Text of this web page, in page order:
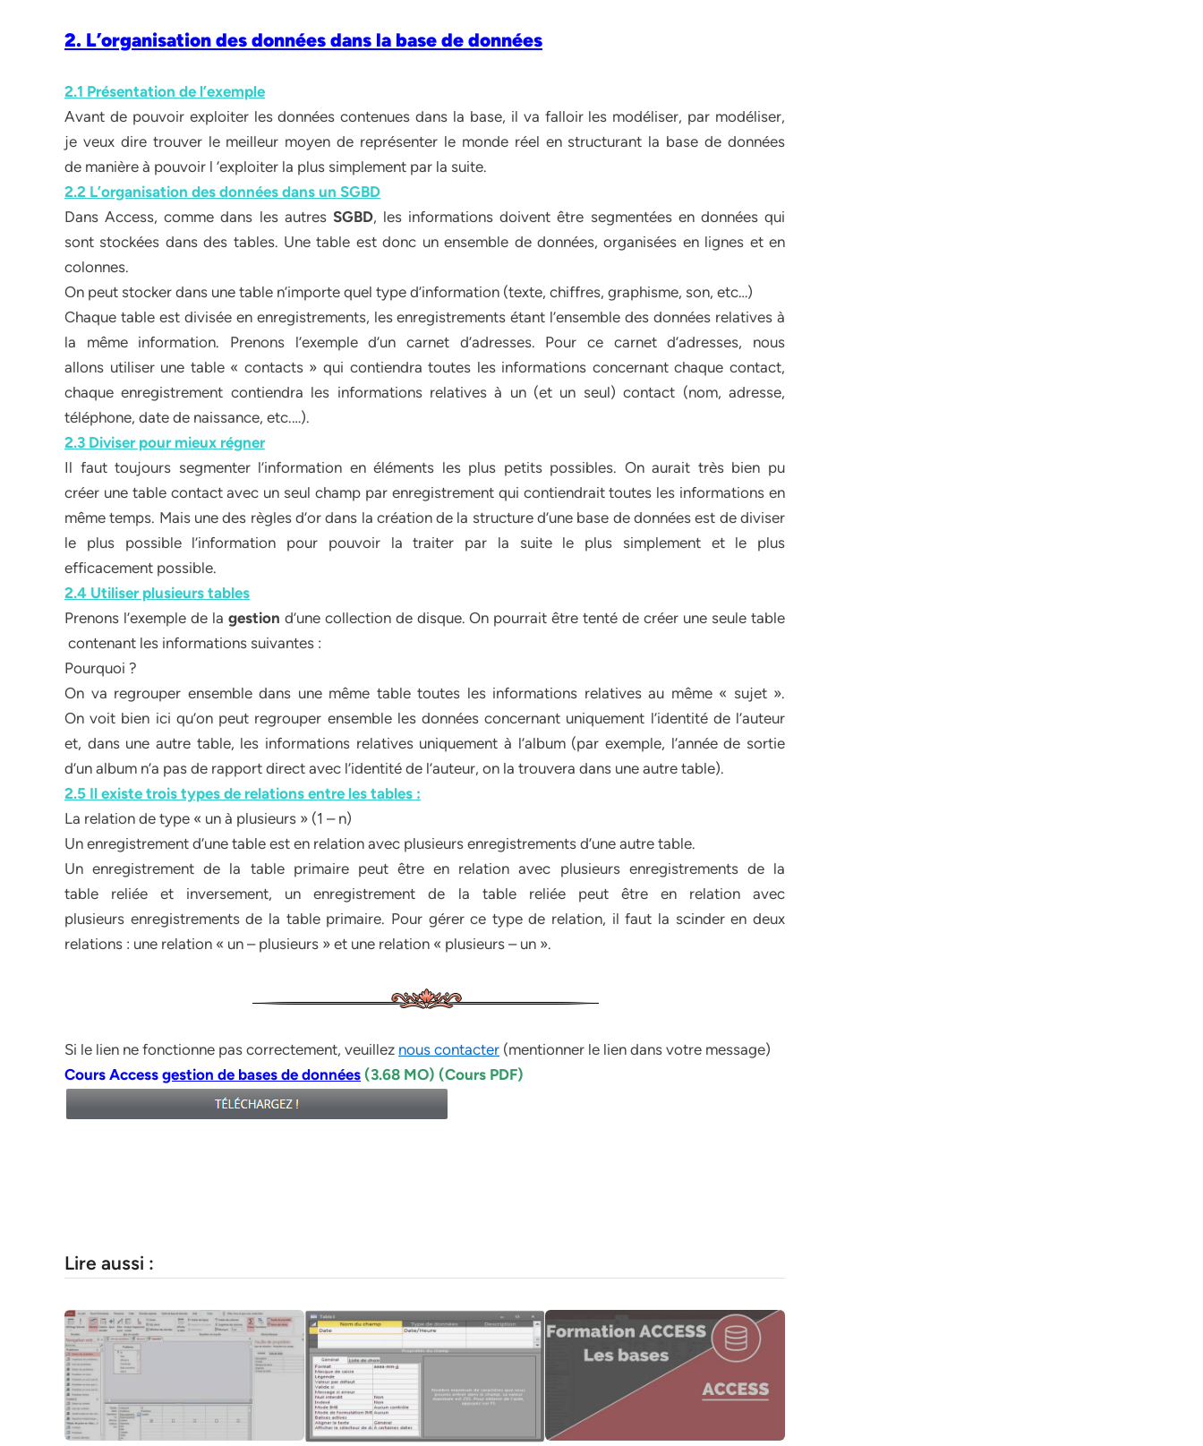
2. L’organisation des données dans la base de données
2.1 Présentation de l’exemple
Avant de pouvoir exploiter les données contenues dans la base, il va falloir les modéliser, par modéliser,
je veux dire trouver le meilleur moyen de représenter le monde réel en structurant la base de données
de manière à pouvoir l ‘exploiter la plus simplement par la suite.
2.2 L’organisation des données dans un SGBD
Dans Access, comme dans les autres SGBD, les informations doivent être segmentées en données qui
sont stockées dans des tables. Une table est donc un ensemble de données, organisées en lignes et en
colonnes.
On peut stocker dans une table n’importe quel type d’information (texte, chiffres, graphisme, son, etc…)
Chaque table est divisée en enregistrements, les enregistrements étant l’ensemble des données relatives à
la même information. Prenons l’exemple d’un carnet d’adresses. Pour ce carnet d’adresses, nous
allons utiliser une table « contacts » qui contiendra toutes les informations concernant chaque contact,
chaque enregistrement contiendra les informations relatives à un (et un seul) contact (nom, adresse,
téléphone, date de naissance, etc.…).
2.3 Diviser pour mieux régner
Il faut toujours segmenter l’information en éléments les plus petits possibles. On aurait très bien pu
créer une table contact avec un seul champ par enregistrement qui contiendrait toutes les informations en
même temps. Mais une des règles d’or dans la création de la structure d’une base de données est de diviser
le plus possible l’information pour pouvoir la traiter par la suite le plus simplement et le plus
efficacement possible.
2.4 Utiliser plusieurs tables
Prenons l’exemple de la gestion d’une collection de disque. On pourrait être tenté de créer une seule table
contenant les informations suivantes :
Pourquoi ?
On va regrouper ensemble dans une même table toutes les informations relatives au même « sujet ».
On voit bien ici qu’on peut regrouper ensemble les données concernant uniquement l’identité de l’auteur
et, dans une autre table, les informations relatives uniquement à l’album (par exemple, l’année de sortie
d’un album n’a pas de rapport direct avec l’identité de l’auteur, on la trouvera dans une autre table).
2.5 Il existe trois types de relations entre les tables :
La relation de type « un à plusieurs » (1 – n)
Un enregistrement d’une table est en relation avec plusieurs enregistrements d’une autre table.
Un enregistrement de la table primaire peut être en relation avec plusieurs enregistrements de la
table reliée et inversement, un enregistrement de la table reliée peut être en relation avec
plusieurs enregistrements de la table primaire. Pour gérer ce type de relation, il faut la scinder en deux
relations : une relation « un – plusieurs » et une relation « plusieurs – un ».
Si le lien ne fonctionne pas correctement, veuillez nous contacter (mentionner le lien dans votre message)
Cours Access gestion de bases de données (3.68 MO) (Cours PDF)
Lire aussi :